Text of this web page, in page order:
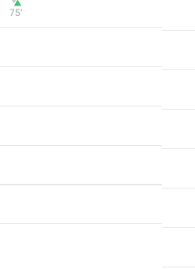
75‎’‎